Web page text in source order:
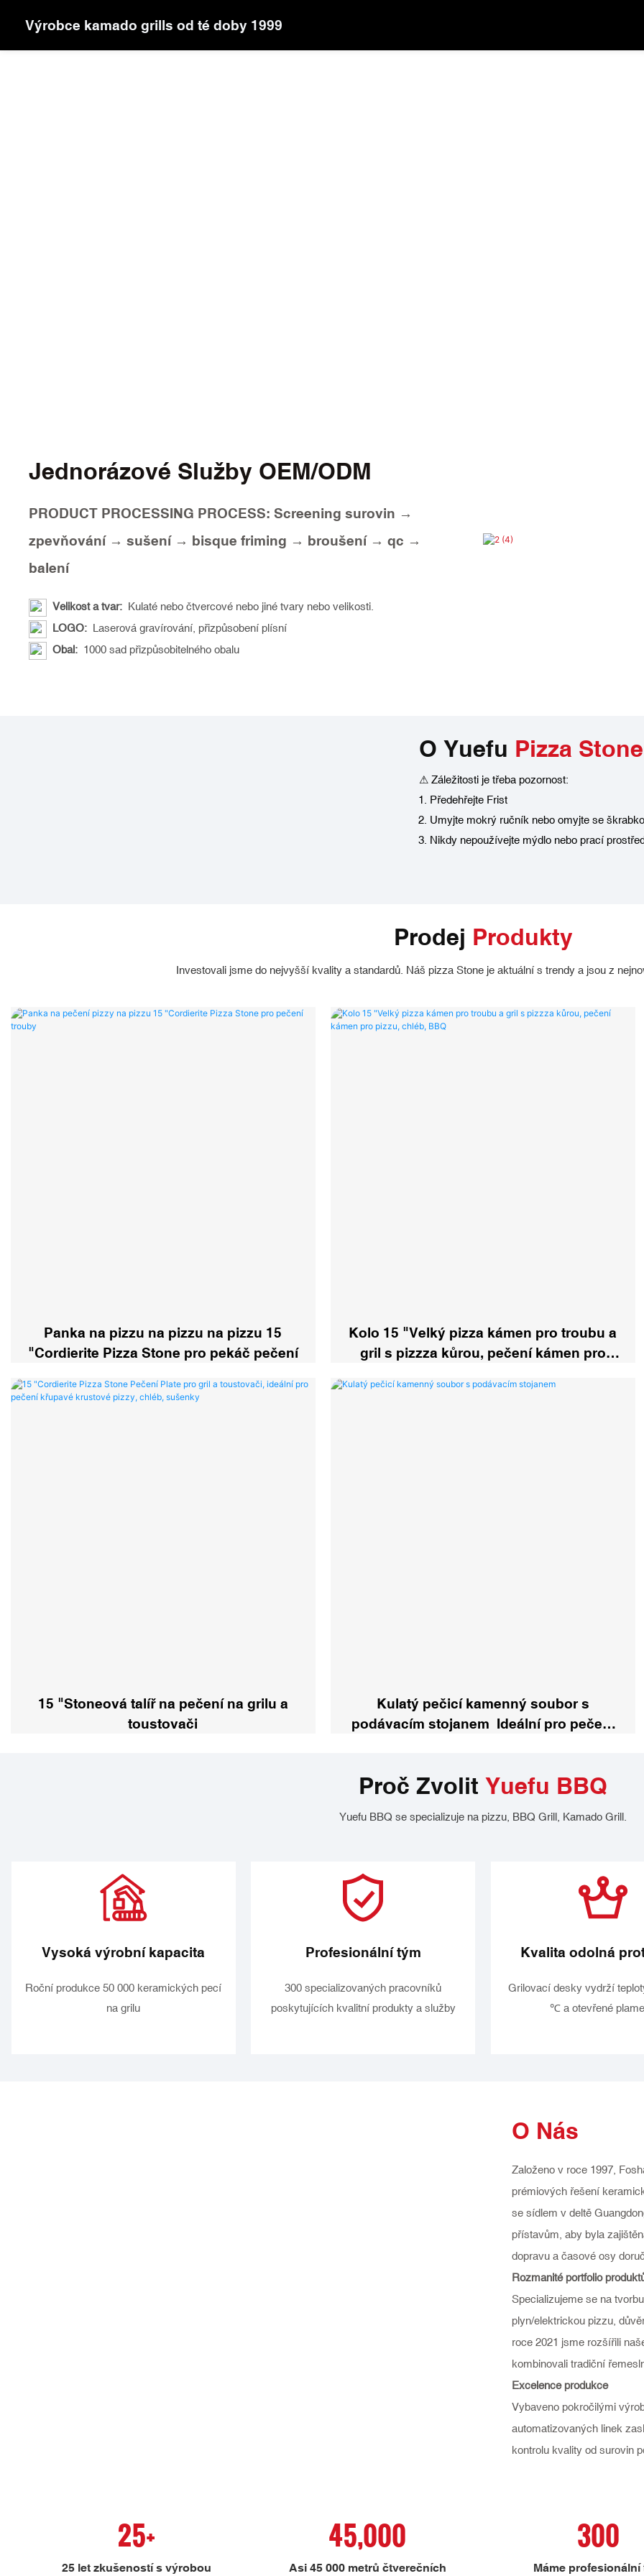
Výrobce kamado grills od té doby 1999
Jednorázové Služby OEM/ODM
PRODUCT PROCESSING PROCESS: Screening surovin →
zpevňování → sušení → bisque friming → broušení → qc →
balení
Velikost a tvar: Kulaté nebo čtvercové nebo jiné tvary nebo velikosti.
LOGO: Laserová gravírování, přizpůsobení plísní
Obal: 1000 sad přizpůsobitelného obalu
O Yuefu Pizza Stone
⚠ Záležitosti je třeba pozornost:
Předehřejte Frist
Umyjte mokrý ručník nebo omyjte se
Nikdy nepoužívejte mýdlo nebo prací
Prodej Produkty
Investovali jsme do nejvyšší kvality a standardů. Náš pizza Stone je aktuální s trendy a jsou z
Panka na pizzu na pizzu na pizzu 15
"Cordierite Pizza Stone pro pekáč pečení
Kolo 15 "Velký pizza kámen pro troubu a
gril s pizzza kůrou, pečení kámen pro
15 "Stoneová talíř na pečení na grilu a
toustovači
Kulatý pečicí kamenný soubor s
podávacím stojanem Ideální pro pečení
Proč Zvolit Yuefu BBQ
Yuefu BBQ se specializuje na pizzu, BBQ Grill, Kamado Grill.
Vysoká výrobní kapacita
Roční produkce 50 000 keramických pecí
na grilu
Profesionální tým
300 specializovaných pracovníků
poskytujících kvalitní produkty a služby
Kvalita odolná
Grilovací desky vydrží
℃ a otevřené
O Nás
Založeno v roce 1997,
prémiových řešení
se sídlem v deltě
přístavům, aby byla
dopravu a časové osy
Rozmanité portfolio
Specializujeme se na
plyn/elektrickou pizzu,
roce 2021 jsme rozšířili
kombinovali tradiční
Excelence produkce
Vybaveno pokročilými
automatizovaných linek
kontrolu kvality od surovin
25+
25 let zkušeností s výrobou
45,000
Asi 45 000 metrů čtverečních
300
Máme profesionální